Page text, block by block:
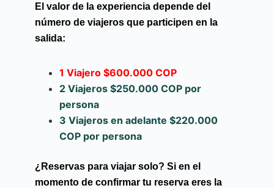
El valor de la experiencia depende del
número de viajeros que participen en la
salida:
1 Viajero $600.000 COP
2 Viajeros $250.000 COP por
persona
3 Viajeros en adelante $220.000
COP por persona
¿Reservas para viajar solo? Si en el
momento de confirmar tu reserva eres la